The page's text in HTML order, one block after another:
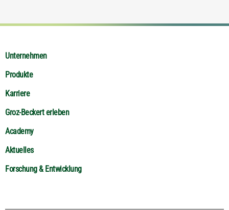
Unternehmen
Produkte
Karriere
Groz-Beckert erleben
Academy
Aktuelles
Forschung & Entwicklung